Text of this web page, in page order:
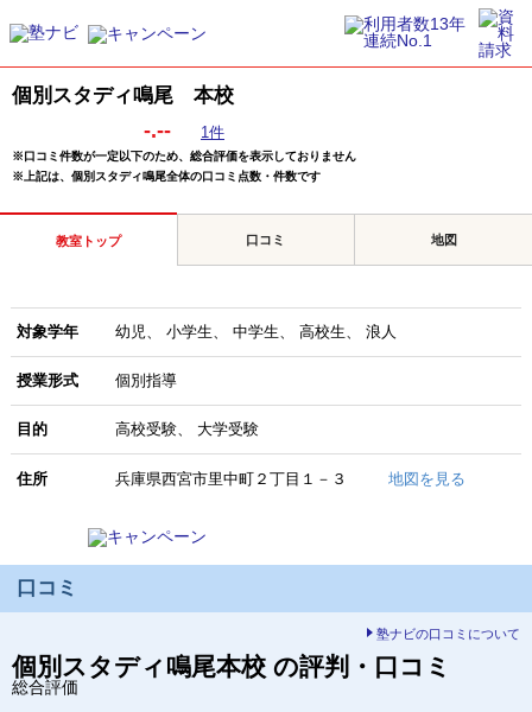
個別スタディ鳴尾 本校
-.-- 1件
※口コミ件数が一定以下のため、総合評価を表示しておりません
※上記は、個別スタディ鳴尾全体の口コミ点数・件数です
教室トップ 口コミ 地図
対象学年 幼児 小学生 中学生 高校生 浪人
授業形式 個別指導
目的 高校受験 大学受験
住所 兵庫県西宮市里中町２丁目１－３ 地図を見る
口コミ
塾ナビの口コミについて
個別スタディ鳴尾本校 の評判・口コミ
総合評価